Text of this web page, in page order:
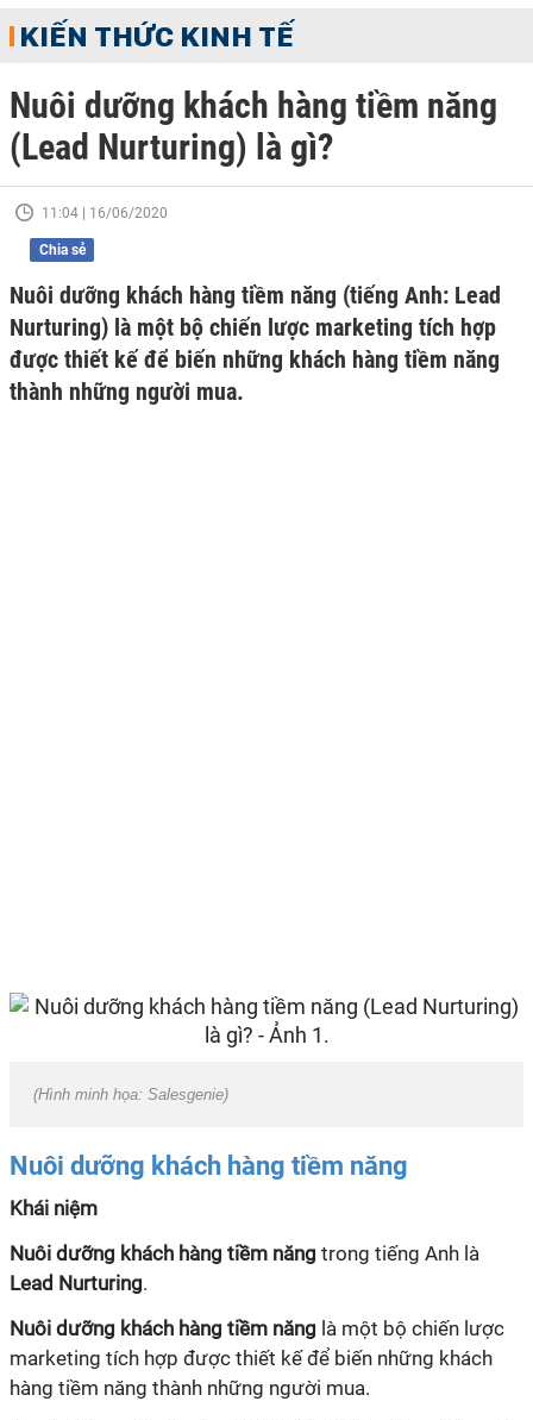
KIẾN THỨC KINH TẾ
Nuôi dưỡng khách hàng tiềm năng
(Lead Nurturing) là gì?
11:04 | 16/06/2020
Chia sẻ
Nuôi dưỡng khách hàng tiềm năng (tiếng Anh: Lead
Nurturing) là một bộ chiến lược marketing tích hợp
được thiết kế để biến những khách hàng tiềm năng
thành những người mua.
(Hình minh họa: Salesgenie)
Nuôi dưỡng khách hàng tiềm năng
Khái niệm
Nuôi dưỡng khách hàng tiềm năng trong tiếng Anh là
Lead Nurturing.
Nuôi dưỡng khách hàng tiềm năng là một bộ chiến lược
marketing tích hợp được thiết kế để biến những khách
hàng tiềm năng thành những người mua.